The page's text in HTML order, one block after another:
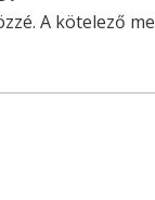
A kötelező